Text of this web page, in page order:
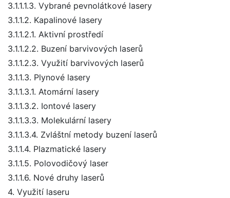
3.1.1.1.3. Vybrané pevnolátkové lasery
3.1.1.2. Kapalinové lasery
3.1.1.2.1. Aktivní prostředí
3.1.1.2.2. Buzení barvivových laserů
3.1.1.2.3. Využití barvivových laserů
3.1.1.3. Plynové lasery
3.1.1.3.1. Atomární lasery
3.1.1.3.2. Iontové lasery
3.1.1.3.3. Molekulární lasery
3.1.1.3.4. Zvláštní metody buzení laserů
3.1.1.4. Plazmatické lasery
3.1.1.5. Polovodičový laser
3.1.1.6. Nové druhy laserů
4. Využití laseru